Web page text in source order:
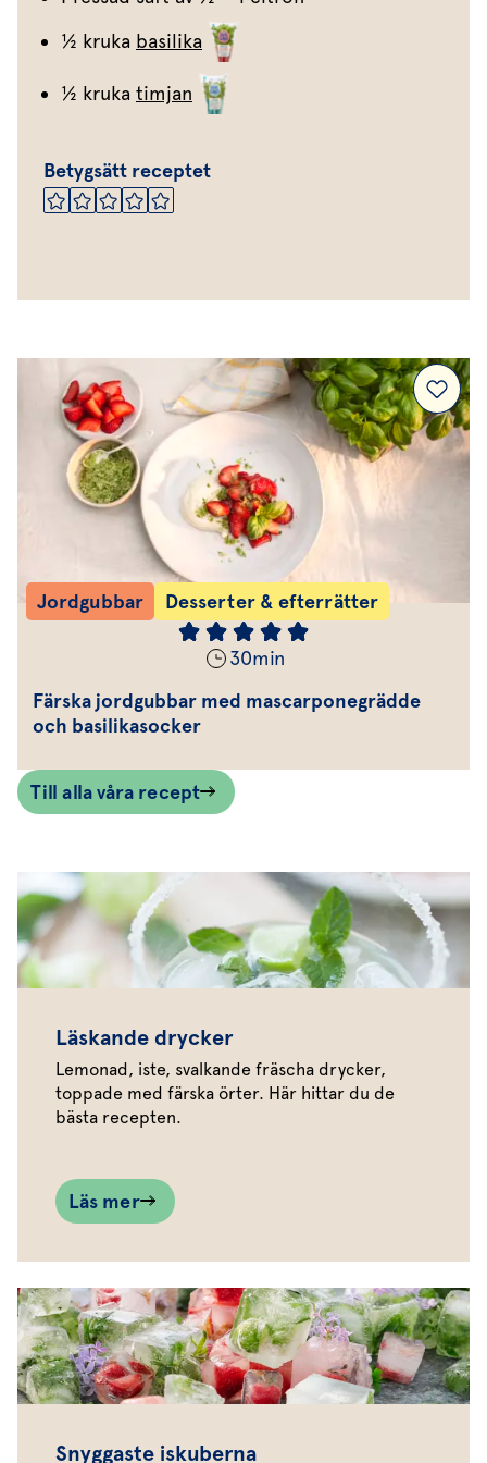
½ kruka basilika
½ kruka timjan
Betygsätt receptet
Jordgubbar Desserter & efterrätter
30min
Färska jordgubbar med mascarponegrädde
och basilikasocker
Till alla våra recept
Läskande drycker
Lemonad, iste, svalkande fräscha drycker,
toppade med färska örter. Här hittar du de
bästa recepten.
Läs mer
Snyggaste iskuberna